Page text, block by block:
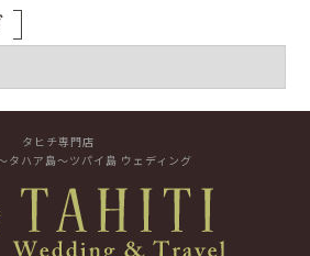
タヒチ専門店
タハア島～ツパイ島 ウェディング